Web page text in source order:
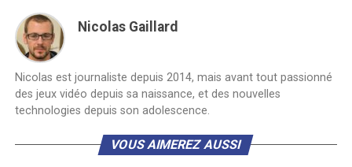
Nicolas Gaillard
Nicolas est journaliste depuis 2014, mais avant tout passionné
des jeux vidéo depuis sa naissance, et des nouvelles
technologies depuis son adolescence.
VOUS AIMEREZ AUSSI